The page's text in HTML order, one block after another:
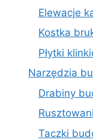
Elewacje
Kostka
Płytki
Narzędzia
Drabiny
Taczki